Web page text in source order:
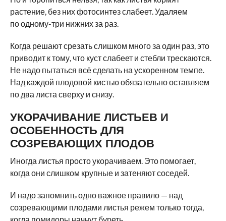
растение, без них фотосинтез слабеет. Удаляем
по одному-три нижних за раз.
Когда решают срезать слишком много за один раз, это
приводит к тому, что куст слабеет и стебли трескаются.
Не надо пытаться всё сделать на ускоренном темпе.
Над каждой плодовой кистью обязательно оставляем
по два листа сверху и снизу.
УКОРАЧИВАНИЕ ЛИСТЬЕВ И
ОСОБЕННОСТЬ ДЛЯ
СОЗРЕВАЮЩИХ ПЛОДОВ
Иногда листья просто укорачиваем. Это помогает,
когда они слишком крупные и затеняют соседей.
И надо запомнить одно важное правило — над
созревающими плодами листья режем только тогда,